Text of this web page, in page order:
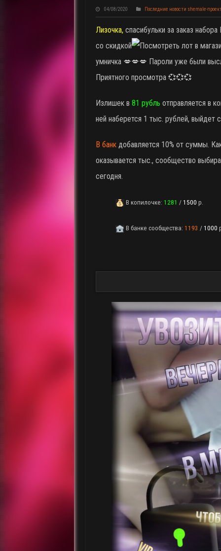
04/08/2020 Последние новости shemale-
Лизочка, спасибульки за заказ
со скидкой
умничка 💋💋💋 Пароли уже были
Приятного просмотра 💞💞💞
Излишек в 81 рубль отправляется в
ней наберется 1 тыс. рублей, выйдет
В банк добавляется 10% от суммы.
оказывается тыс., сообщество
сегодня.
В копилочке: 1281 / 1500 р.
В банке сообщества: 1193 / 1000